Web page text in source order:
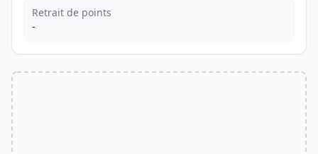
Retrait de points
-